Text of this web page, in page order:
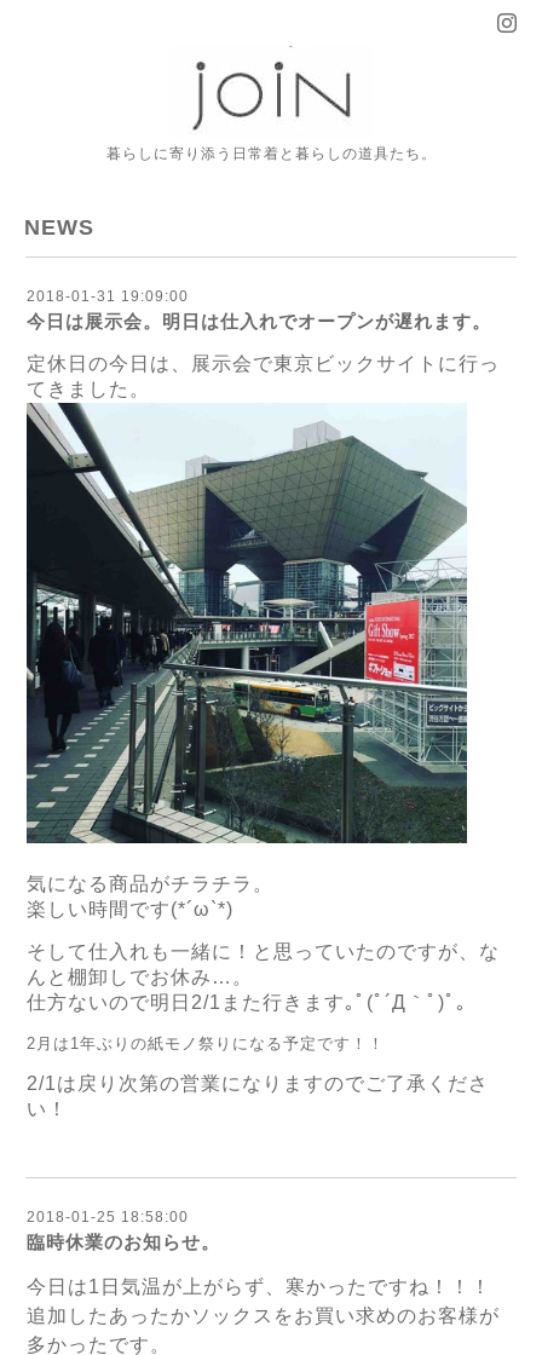
暮らしに寄り添う日常着と暮らしの道具たち。
NEWS
2018-01-31 19:09:00
今日は展示会。明日は仕入れでオープンが遅れます。
定休日の今日は、展示会で東京ビックサイトに行っ
てきました。
気になる商品がチラチラ。
楽しい時間です(*´ω`*)
そして仕入れも一緒に！と思っていたのですが、な
んと棚卸しでお休み…。
仕方ないので明日2/1また行きます｡ﾟ(ﾟ´Д｀ﾟ)ﾟ｡
2月は1年ぶりの紙モノ祭りになる予定です！！
2/1は戻り次第の営業になりますのでご了承くださ
い！
2018-01-25 18:58:00
臨時休業のお知らせ。
今日は1日気温が上がらず、寒かったですね！！！
追加したあったかソックスをお買い求めのお客様が
多かったです。